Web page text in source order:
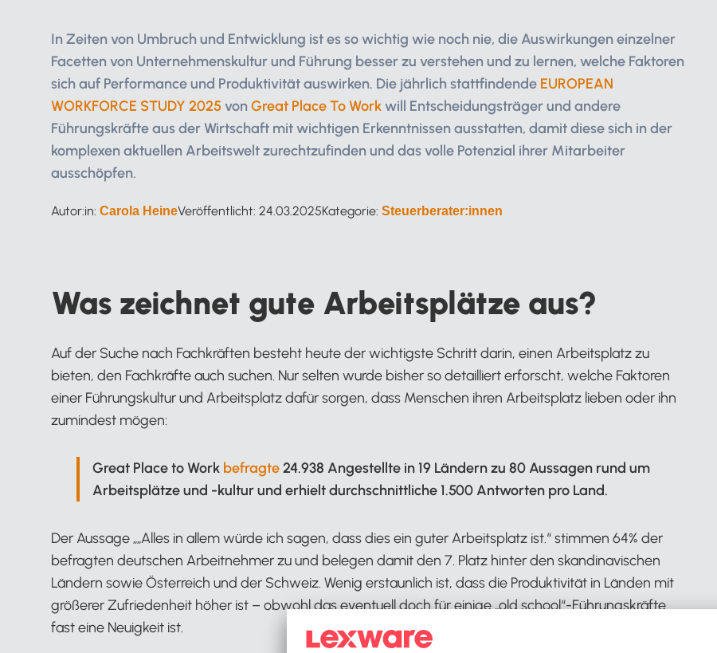
In Zeiten von Umbruch und Entwicklung ist es so wichtig wie noch nie, die Auswirkungen einzelner
Facetten von Unternehmenskultur und Führung besser zu verstehen und zu lernen, welche Faktoren
sich auf Performance und Produktivität auswirken. Die jährlich stattfindende EUROPEAN
WORKFORCE STUDY 2025 von Great Place To Workwill Entscheidungsträger und andere
Führungskräfte aus der Wirtschaft mit wichtigen Erkenntnissen ausstatten, damit diese sich in der
komplexen aktuellen Arbeitswelt zurechtzufinden und das volle Potenzial ihrer Mitarbeiter
ausschöpfen.
Autor:in: Carola HeineVeröffentlicht: 24.03.2025Kategorie: Steuerberater:innen
Was zeichnet gute Arbeitsplätze aus?
Auf der Suche nach Fachkräften besteht heute der wichtigste Schritt darin, einen Arbeitsplatz zu
bieten, den Fachkräfte auch suchen. Nur selten wurde bisher so detailliert erforscht, welche Faktoren
einer Führungskultur und Arbeitsplatz dafür sorgen, dass Menschen ihren Arbeitsplatz lieben oder ihn
zumindest mögen:
Great Place to Work befragte24.938 Angestellte in 19 Ländern zu 80 Aussagen rund um
Arbeitsplätze und -kultur und erhielt durchschnittliche 1.500 Antworten pro Land.
Der Aussage „„Alles in allem würde ich sagen, dass dies ein guter Arbeitsplatz ist.“ stimmen 64% der
befragten deutschen Arbeitnehmer zu und belegen damit den 7. Platz hinter den skandinavischen
Ländern sowie Österreich und der Schweiz. Wenig erstaunlich ist, dass die Produktivität in Länden mit
größerer Zufriedenheit höher ist – obwohl das eventuell doch für einige „old school“-Führungskräfte
fast eine Neuigkeit ist.